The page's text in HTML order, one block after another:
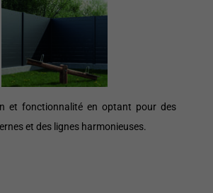
et fonctionnalité en optant pour des
et des lignes harmonieuses.